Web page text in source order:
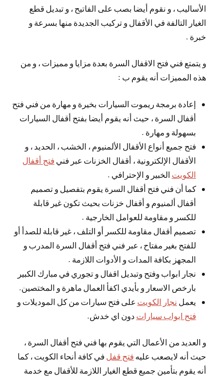
الأساليب ، و نقوم أيضا بصب على الفاتيح ، و تبديل قطع
الغيار التالفة في الأقفال و تركيب الجديدة منها بسرعة و
خبرة .
و يتمتع فني فتح الاقفال السرة بعدة مزايا و مميزات ، و من
هذه المميزات أنه يقوم ب :
إعادة برمجة ريموت السيارات بخيرة و مهارة من فني فتح
أقفال السرة ، حيث أنه يقوم أيضا بفتح أقفال السيارات
بسهولة و مهارة .
فتح جميع أنواع الأقفال الألمنيوم ، الخشب ، الحديد ، و
الأقفال الإلكترونية ، أقفال الخزنات عبر فني فتح أقفال
الكويت الخبير و الإحترافي .
كما أن فني فتح أقفال السرة يقوم بتفصيل و تصميم
أقفال ألمنيوم و أقفال خزنات بحيث تكون غير قابلة
للكسر و مقاومة للعوامل الخارجية .
تصميم أقفال مقاومة للكسر أو التلف ، غير قابلة للصدأ أو
للفتح بغير مفتاح ، عبر فني فتح أقفال السرة المدرب و
المجهز بكافة المدات و الأدوات اللازمة .
نجار ابواب وفتح وتبديل اقفال و تجوري في مبارك الكبير
بارخص الاسعار و بأيدي اكفأ العمال ماهرة و المختصين.
يعمل نجار الكويت على فتح سيارات من كل الموديلات و
فتح ابواب سيارات دون اي خدش.
و العديد من الأعمال التي يقوم بها فني فتح أقفال السرة ،
حيث أنه لايصعب عليه فتح قفل في كافة أنحاء الكويت ، كما
أنه يقوم بتأمين جميع قطع الغيار اللازمة للأقفال مع خدمة